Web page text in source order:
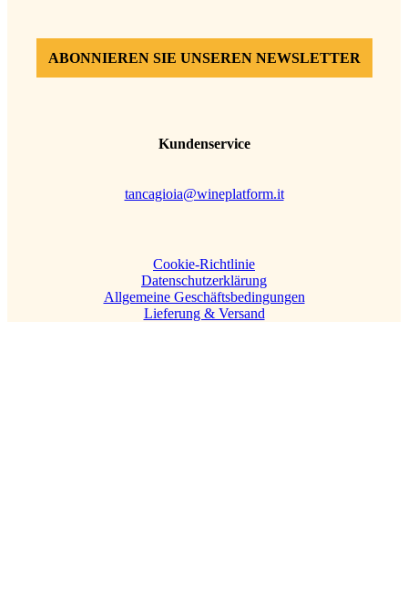
ABONNIEREN SIE UNSEREN NEWSLETTER
Kundenservice
tancagioia@wineplatform.it
Cookie-Richtlinie
Datenschutzerklärung
Allgemeine Geschäftsbedingungen
Lieferung & Versand